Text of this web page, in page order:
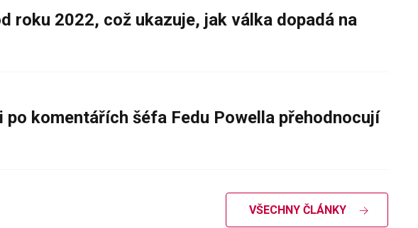
roku 2022, což ukazuje, jak válka dopadá na
komentářích šéfa Fedu Powella přehodnocují
VŠECHNY ČLÁNKY